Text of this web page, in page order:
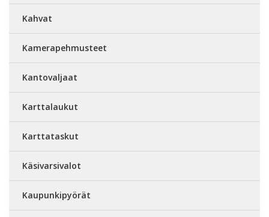
Kahvat
Kamerapehmusteet
Kantovaljaat
Karttalaukut
Karttataskut
Käsivarsivalot
Kaupunkipyörät